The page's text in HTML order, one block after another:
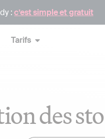
:c’est simple et gratuit
Tarifs
des